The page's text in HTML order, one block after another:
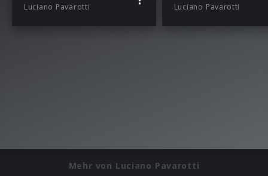
Luciano Pavarotti Luciano Pavarotti
Mehr von Luciano Pavarotti